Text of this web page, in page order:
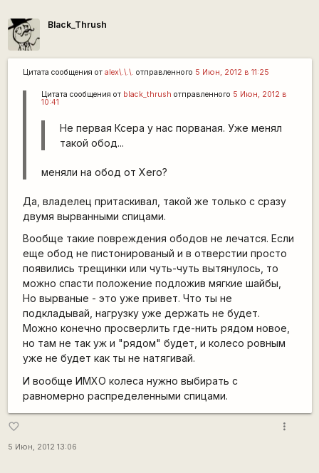
Black_Thrush
Цитата сообщения от alex\.\.\. отправленного 5 Июн, 2012 в 11:25
Цитата сообщения от black_thrush отправленного 5 Июн, 2012 в
10:41
Не первая Ксера у нас порваная. Уже менял
такой обод...
меняли на обод от Xero?
Да, владелец притаскивал, такой же только с сразу
двумя вырванными спицами.
Вообще такие повреждения ободов не лечатся. Если
еще обод не пистонированый и в отверстии просто
появились трещинки или чуть-чуть вытянулось, то
можно спасти положение подложив мягкие шайбы,
Но вырваные - это уже привет. Что ты не
подкладывай, нагрузку уже держать не будет.
Можно конечно просверлить где-нить рядом новое,
но там не так уж и "рядом" будет, и колесо ровным
уже не будет как ты не натягивай.
И вообще ИМХО колеса нужно выбирать с
равномерно распределенными спицами.
favorite_border
5 Июн, 2012 13:06
more_vert